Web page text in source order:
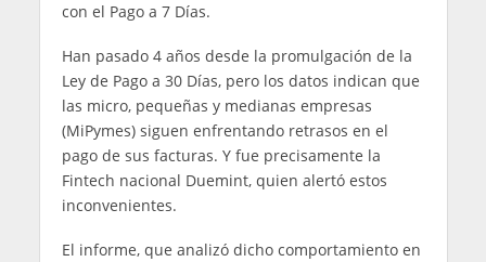
con el Pago a 7 Días.
Han pasado 4 años desde la promulgación de la
Ley de Pago a 30 Días, pero los datos indican que
las micro, pequeñas y medianas empresas
(MiPymes) siguen enfrentando retrasos en el
pago de sus facturas. Y fue precisamente la
Fintech nacional Duemint, quien alertó estos
inconvenientes.
El informe, que analizó dicho comportamiento en